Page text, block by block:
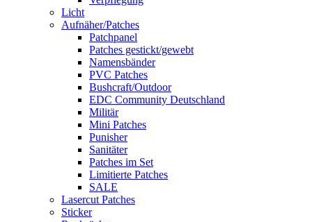
Licht
Aufnäher/Patches
Patchpanel
Patches gestickt/gewebt
Namensbänder
PVC Patches
Bushcraft/Outdoor
EDC Community Deutschland
Militär
Mini Patches
Punisher
Sanitäter
Patches im Set
Limitierte Patches
SALE
Lasercut Patches
Sticker